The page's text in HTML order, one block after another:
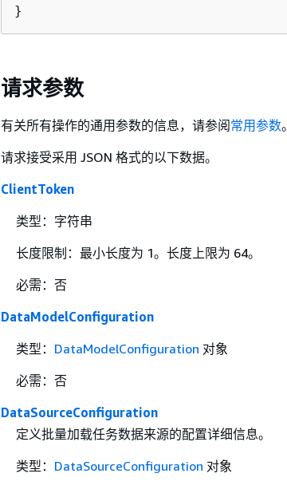
}
请求参数
有关所有操作的通用参数的信息，请参阅常用参数。
请求接受采用 JSON 格式的以下数据。
ClientToken
类型：字符串
长度限制：最小长度为 1。长度上限为 64。
必需：否
DataModelConfiguration
类型： DataModelConfiguration 对象
必需：否
DataSourceConfiguration
定义批量加载任务数据来源的配置详细信息。
类型： DataSourceConfiguration 对象